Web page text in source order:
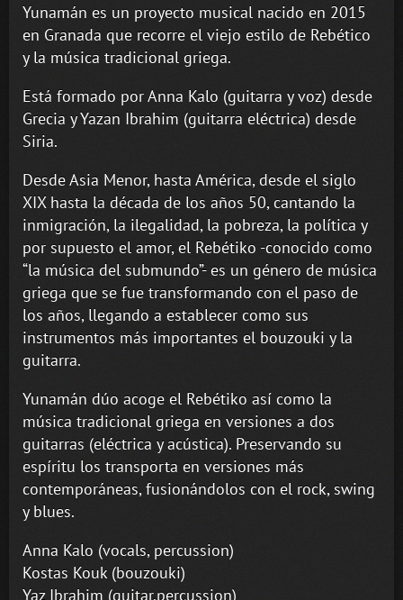
Yunamán es un proyecto musical nacido en 2015
en Granada que recorre el viejo estilo de Rebético
y la música tradicional griega.
Está formado por Anna Kalo (guitarra y voz) desde
Grecia y Yazan Ibrahim (guitarra eléctrica) desde
Siria.
Desde Asia Menor, hasta América, desde el siglo
XIX hasta la década de los años 50, cantando la
inmigración, la ilegalidad, la pobreza, la política y
por supuesto el amor, el Rebétiko -conocido como
“la música del submundo”- es un género de música
griega que se fue transformando con el paso de
los años, llegando a establecer como sus
instrumentos más importantes el bouzouki y la
guitarra.
Yunamán dúo acoge el Rebétiko así como la
música tradicional griega en versiones a dos
guitarras (eléctrica y acústica). Preservando su
espíritu los transporta en versiones más
contemporáneas, fusionándolos con el rock, swing
y blues.
Anna Kalo (vocals, percussion)
Kostas Kouk (bouzouki)
Yaz Ibrahim (guitar,percussion)